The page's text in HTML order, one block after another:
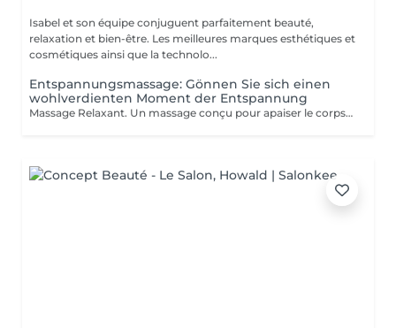
Isabel et son équipe conjuguent parfaitement beauté,
relaxation et bien-être. Les meilleures marques esthétiques et
cosmétiques ainsi que la technolo...
Entspannungsmassage: Gönnen Sie sich einen
wohlverdienten Moment der Entspannung
Massage Relaxant. Un massage conçu pour apaiser le corps et l'esprit, soulager les tensions et vous offrir un moment de pure détente pour homme et femme, Détente Musculaire : Les mouvements doux et enveloppants relâchent les tensions accumulées, offrant une sensation de légèreté et de bien-être physique. Revitalisation de l'Esprit : Un massage relaxant aide à clarifier les pensées et à retrouver une paix intérieure, indispensable pour affronter le quotidien avec sérénité. Réduction du Stress : Les massages relaxants permettent de diminuer les niveaux de stress en induisant une profonde relaxation et en équilibrant les émotions. Amélioration du Sommeil : En relaxant les muscles et en calmant l'esprit, ces massages favorisent un sommeil réparateur et de meilleure qualité. Praticiennes Qualifiées : Sont spécialisés dans les techniques de relaxation pour vous offrir une expérience relaxante. Ambiance Apaisante : Profitez d'un environnement calme idéal pour une évasion . Adapté à Tous : Que vous soyez un homme ou une femme, nos massages sont personnalisés pour répondre à vos besoins spécifiques. Accordez-vous un moment de paix et de détente car personne ne le mérite plus que vous.